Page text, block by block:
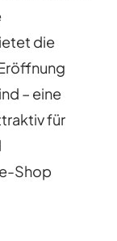
die
– eine
für
Shop